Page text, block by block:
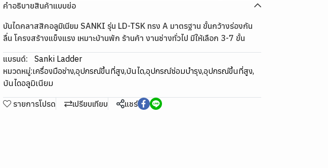
คำอธิบายสินค้าแบบย่อ
บันไดคลาสสิคอลูมิเนียม SANKI รุ่น LD-TSK ทรง A มาตรฐาน ขั้นกว้างร่องกัน
ลื่น โครงสร้างแข็งแรง เหมาะบ้านพัก ร้านค้า งานช่างทั่วไป มีให้เลือก 3-7 ขั้น
แบรนด์:
Sanki Ladder
หมวดหมู่:เครื่องมือช่าง,อุปกรณ์ขึ้นที่สูง,บันได,อุปกรณ์ซ่อมบำรุง,อุปกรณ์ขึ้นที่สูง,
บันไดอลูมิเนียม
รายการโปรด เปรียบเทียบ แชร์